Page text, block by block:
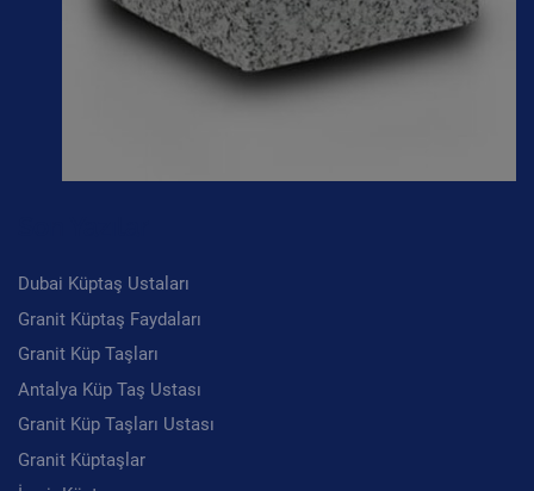
Dubai Küptaş Ustaları
Granit Küptaş Faydaları
Granit Küp Taşları
Antalya Küp Taş Ustası
Granit Küp Taşları Ustası
Granit Küptaşlar